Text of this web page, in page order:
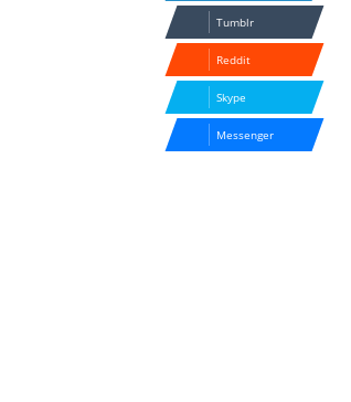
Tumblr
Reddit
Skype
Messenger